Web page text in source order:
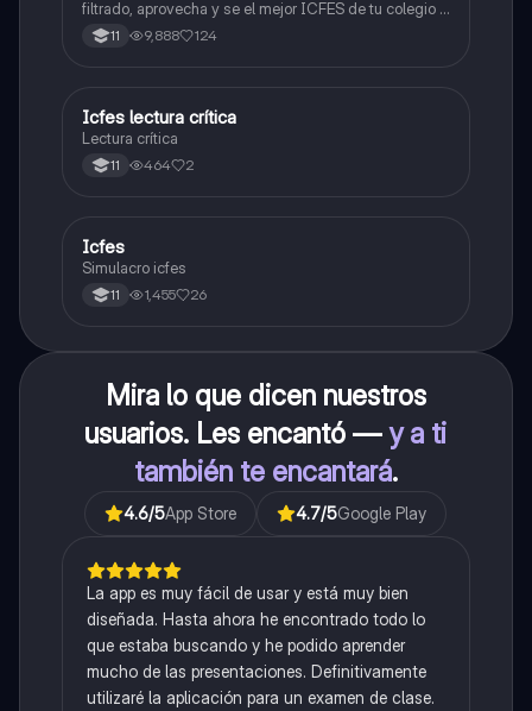
filtrado, aprovecha y se el mejor ICFES de tu colegio y
poder ingresar a universidad, y estudiar aquella
carrera con la que tanto sueñas.
11 9,888 124
Lengua Castellana
Icfes lectura crítica
Lectura crítica
11 464 2
ICFES: Sociales y Ciudadanas
Icfes
Simulacro icfes
11 1,455 26
Mira lo que dicen nuestros
usuarios. Les encantó —y a ti
también te encantará.
4.6/5App Store 4.7/5Google Play
La app es muy fácil de usar y está muy bien
diseñada. Hasta ahora he encontrado todo lo
que estaba buscando y he podido aprender
mucho de las presentaciones. Definitivamente
utilizaré la aplicación para un examen de clase.